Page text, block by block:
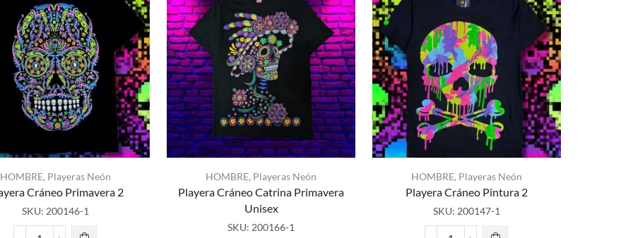
HOMBRE, Playeras Neón
Cráneo Primavera 2
SKU: 200146-1
HOMBRE, Playeras Neón
Playera Cráneo Catrina Primavera
Unisex
SKU: 200166-1
HOMBRE, Playeras Neón
Playera Cráneo Pintura 2
SKU: 200147-1